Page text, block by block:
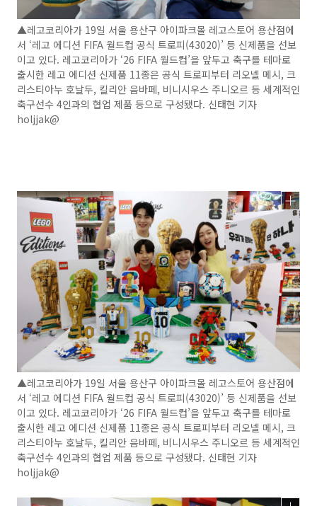
▲레고코리아가 19일 서울 용산구 아이파크몰 레고스토어 용산점에
서 ‘레고 에디션 FIFA 월드컵 공식 트로피(43020)’ 등 신제품을 선보
이고 있다. 레고코리아가 ‘26 FIFA 월드컵’을 앞두고 축구를 테마로
출시한 레고 에디션 신제품 11종은 공식 트로피부터 리오넬 메시, 크
리스티아누 호날두, 킬리안 음바페, 비니시우스 주니오르 등 세계적인
축구선수 4인과의 협업 제품 등으로 구성됐다. 신태현 기자
holjjak@
▲레고코리아가 19일 서울 용산구 아이파크몰 레고스토어 용산점에
서 ‘레고 에디션 FIFA 월드컵 공식 트로피(43020)’ 등 신제품을 선보
이고 있다. 레고코리아가 ‘26 FIFA 월드컵’을 앞두고 축구를 테마로
출시한 레고 에디션 신제품 11종은 공식 트로피부터 리오넬 메시, 크
리스티아누 호날두, 킬리안 음바페, 비니시우스 주니오르 등 세계적인
축구선수 4인과의 협업 제품 등으로 구성됐다. 신태현 기자
holjjak@